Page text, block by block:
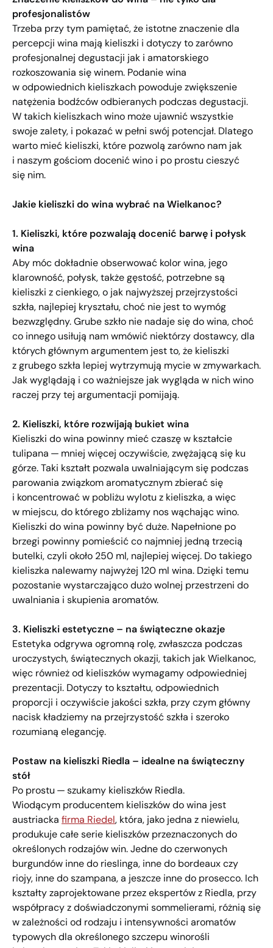
profesjonalistów
Trzeba przy tym pamiętać, że istotne znaczenie dla
percepcji wina mają kieliszki i dotyczy to zarówno
profesjonalnej degustacji jak i amatorskiego
rozkoszowania się winem. Podanie wina
w odpowiednich kieliszkach powoduje zwiększenie
natężenia bodźców odbieranych podczas degustacji.
W takich kieliszkach wino może ujawnić wszystkie
swoje zalety, i pokazać w pełni swój potencjał. Dlatego
warto mieć kieliszki, które pozwolą zarówno nam jak
i naszym gościom docenić wino i po prostu cieszyć
się nim.
Jakie kieliszki do wina wybrać na Wielkanoc?
1. Kieliszki, które pozwalają docenić barwę i połysk
wina
Aby móc dokładnie obserwować kolor wina, jego
klarowność, połysk, także gęstość, potrzebne są
kieliszki z cienkiego, o jak najwyższej przejrzystości
szkła, najlepiej kryształu, choć nie jest to wymóg
bezwzględny. Grube szkło nie nadaje się do wina, choć
co innego usiłują nam wmówić niektórzy dostawcy, dla
których głównym argumentem jest to, że kieliszki
z grubego szkła lepiej wytrzymują mycie w zmywarkach.
Jak wyglądają i co ważniejsze jak wygląda w nich wino
raczej przy tej argumentacji pomijają.
2. Kieliszki, które rozwijają bukiet wina
Kieliszki do wina powinny mieć czaszę w kształcie
tulipana — mniej więcej oczywiście, zwężającą się ku
górze. Taki kształt pozwala uwalniającym się podczas
parowania związkom aromatycznym zbierać się
i koncentrować w pobliżu wylotu z kieliszka, a więc
w miejscu, do którego zbliżamy nos wąchając wino.
Kieliszki do wina powinny być duże. Napełnione po
brzegi powinny pomieścić co najmniej jedną trzecią
butelki, czyli około 250 ml, najlepiej więcej. Do takiego
kieliszka nalewamy najwyżej 120 ml wina. Dzięki temu
pozostanie wystarczająco dużo wolnej przestrzeni do
uwalniania i skupienia aromatów.
3. Kieliszki estetyczne – na świąteczne okazje
Estetyka odgrywa ogromną rolę, zwłaszcza podczas
uroczystych, świątecznych okazji, takich jak Wielkanoc,
więc również od kieliszków wymagamy odpowiedniej
prezentacji. Dotyczy to kształtu, odpowiednich
proporcji i oczywiście jakości szkła, przy czym główny
nacisk kładziemy na przejrzystość szkła i szeroko
rozumianą elegancję.
Postaw na kieliszki Riedla – idealne na świąteczny
stół
Po prostu — szukamy kieliszków Riedla.
Wiodącym producentem kieliszków do wina jest
austriacka firma Riedel, która, jako jedna z niewielu,
produkuje całe serie kieliszków przeznaczonych do
określonych rodzajów win. Jedne do czerwonych
burgundów inne do rieslinga, inne do bordeaux czy
riojy, inne do szampana, a jeszcze inne do prosecco. Ich
kształty zaprojektowane przez ekspertów z Riedla, przy
współpracy z doświadczonymi sommelierami, różnią się
w zależności od rodzaju i intensywności aromatów
typowych dla określonego szczepu winorośli